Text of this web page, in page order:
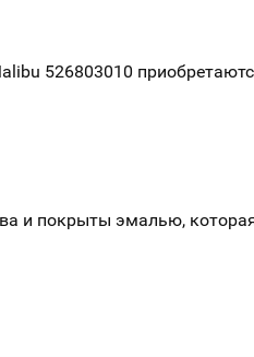
526803010
и покрыты эмалью,